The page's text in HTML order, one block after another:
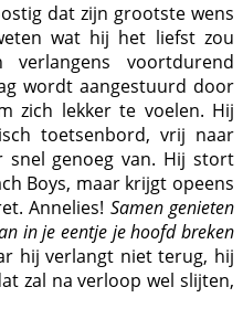
dat zijn grootste wens
wat hij het liefst zou
voortdurend
wordt aangestuurd door
zich lekker te voelen. Hij
toetsenbord, vrij naar
snel genoeg van. Hij stort
Boys, maar krijgt opeens
Annelies! Samen genieten
in je eentje je hoofd breken
hij verlangt niet terug, hij
zal na verloop wel slijten,